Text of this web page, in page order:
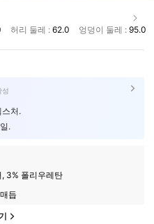
허리 둘레 : 62.0 엉덩이 둘레 : 95.0
성
스처.
.
3% 폴리우레탄
듭